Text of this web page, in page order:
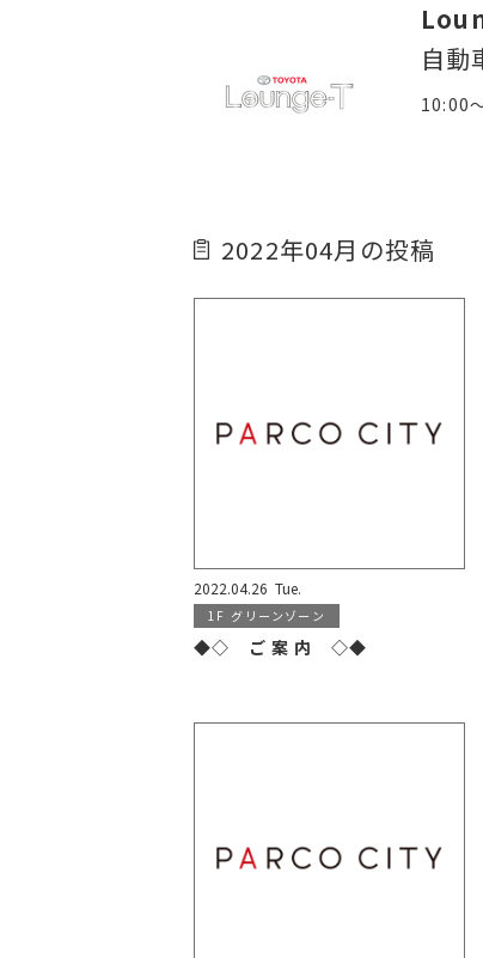
自動
10:00
2022年04月の投稿
2022.04.26 Tue.
1F グリーンゾーン
◆◇ ご 案 内 ◇◆